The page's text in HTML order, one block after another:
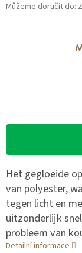
Můžeme doručit do:
Het gegloeide
van polyester,
tegen licht en
uitzonderlijk
probleem van
Detailní informace